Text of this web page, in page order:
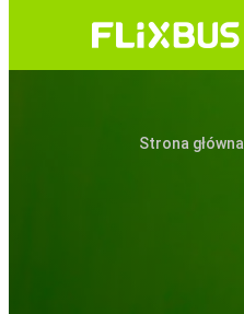
Strona główna